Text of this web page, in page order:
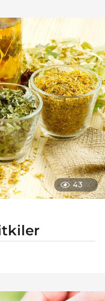
43